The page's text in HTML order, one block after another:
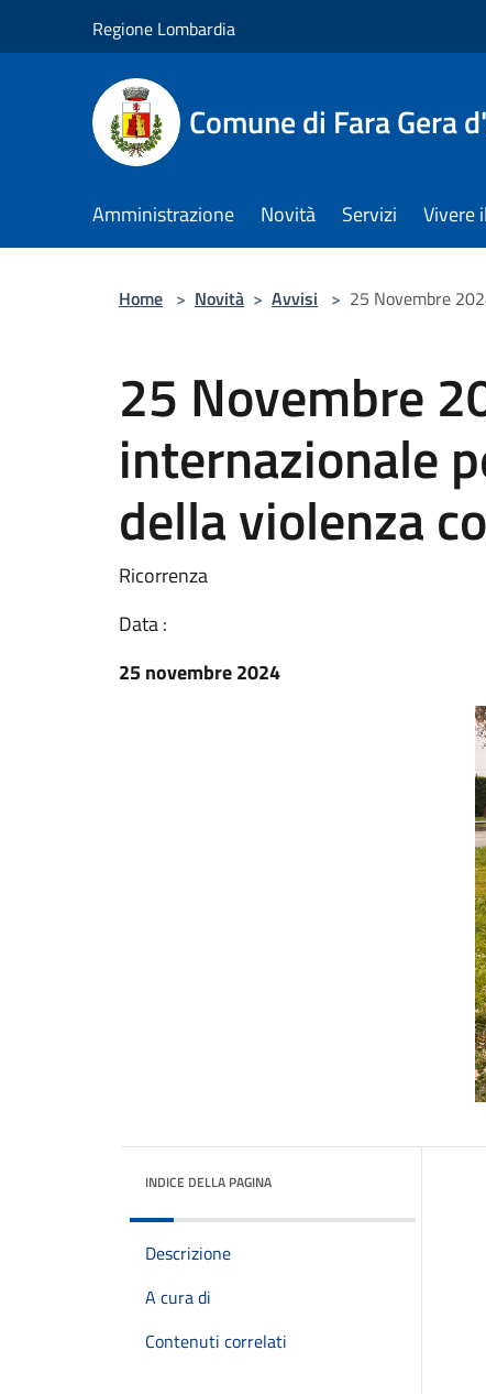
Regione Lombardia
Comune di Fara Gera
Amministrazione Novità Servizi Vivere
Home > Novità > Avvisi > 25 Novembre
25 Novembre
internazionale
della violenza
Ricorrenza
Data :
25 novembre 2024
INDICE DELLA PAGINA
Descrizione
A cura di
Contenuti correlati